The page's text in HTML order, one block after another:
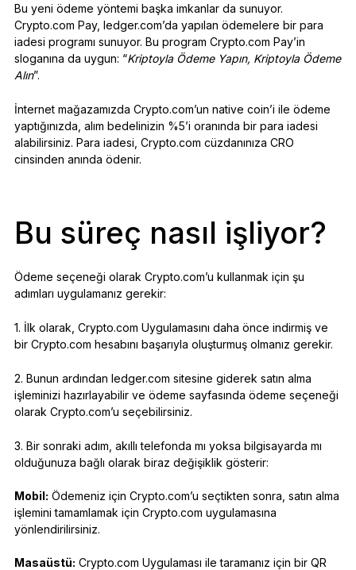
Bu yeni ödeme yöntemi başka imkanlar da sunuyor.
Crypto.com Pay, ledger.com’da yapılan ödemelere bir para
iadesi programı sunuyor. Bu program Crypto.com Pay’in
sloganına da uygun: “Kriptoyla Ödeme Yapın, Kriptoyla Ödeme
Alın”.
İnternet mağazamızda Crypto.com’un native coin’i ile ödeme
yaptığınızda, alım bedelinizin %5’i oranında bir para iadesi
alabilirsiniz. Para iadesi, Crypto.com cüzdanınıza CRO
cinsinden anında ödenir.
Bu süreç nasıl işliyor?
Ödeme seçeneği olarak Crypto.com’u kullanmak için şu
adımları uygulamanız gerekir:
1. İlk olarak, Crypto.com Uygulamasını daha önce indirmiş ve
bir Crypto.com hesabını başarıyla oluşturmuş olmanız gerekir.
2. Bunun ardından ledger.com sitesine giderek satın alma
işleminizi hazırlayabilir ve ödeme sayfasında ödeme seçeneği
olarak Crypto.com’u seçebilirsiniz.
3. Bir sonraki adım, akıllı telefonda mı yoksa bilgisayarda mı
olduğunuza bağlı olarak biraz değişiklik gösterir:
Mobil: Ödemeniz için Crypto.com’u seçtikten sonra, satın alma
işlemini tamamlamak için Crypto.com uygulamasına
yönlendirilirsiniz.
Masaüstü: Crypto.com Uygulaması ile taramanız için bir QR